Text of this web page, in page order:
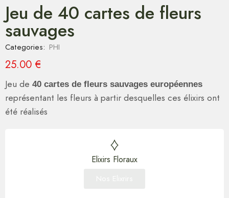
Jeu de 40 cartes de fleurs
sauvages
Categories: PHI
25.00 €
Jeu de 40 cartes de fleurs sauvages européennes
représentant les fleurs à partir desquelles ces élixirs ont
été réalisés
Elixirs Floraux